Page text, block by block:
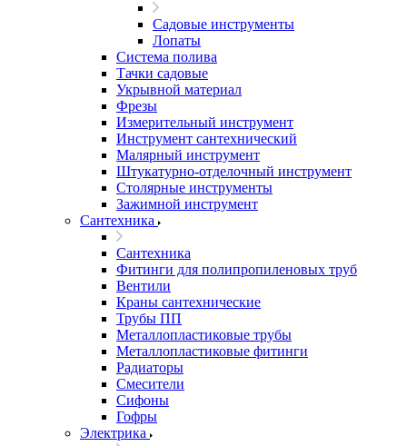
Садовые инструменты
Лопаты
Система полива
Тачки садовые
Укрывной материал
Фрезы
Измерительный инструмент
Инструмент сантехнический
Малярный инструмент
Штукатурно-отделочный инструмент
Cтолярные инструменты
Зажимной инструмент
Сантехника
Сантехника
Фитинги для полипропиленовых труб
Вентили
Краны сантехнические
Трубы ПП
Металлопластиковые трубы
Металлопластиковые фитинги
Радиаторы
Смесители
Сифоны
Гофры
Электрика